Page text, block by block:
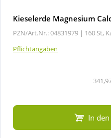
Kieselerde Magnesium
PZN/Art.Nr.: 04831979 | 160 St,
Pflichtangaben
In